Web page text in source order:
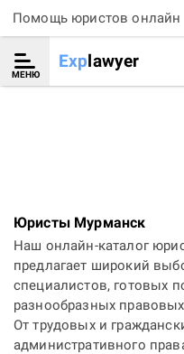
Помощь юристов онлайн
МЕНЮ
Explawyer
Юристы Мурманск
Наш онлайн-каталог
предлагает широкий
специалистов, готовых
разнообразных
От трудовых и
административного